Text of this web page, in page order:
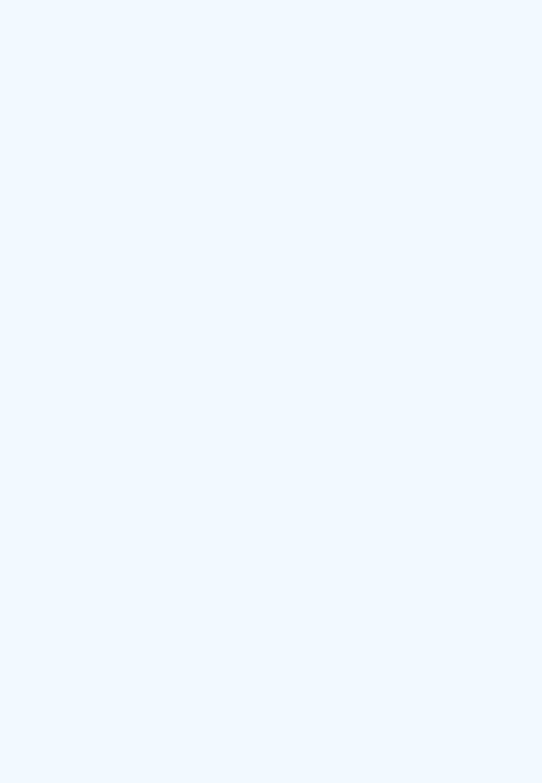
à Gangtok pour les amateurs d’aventure. Une autre des
vous pouvez acheter des churpi, du fromage de yak, des khukris
à Gangtok.
dans différentes régions de l'Inde et du monde depuis son
pas au bureau, on peut le trouver en train de faire trekking au
Tibet et Sri Lanka.